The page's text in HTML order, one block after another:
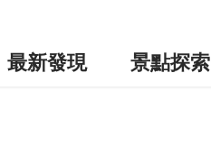
最新發現 景點探索